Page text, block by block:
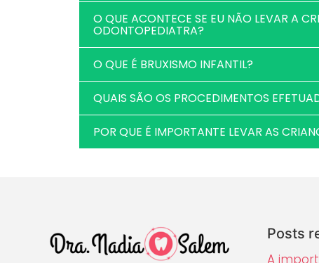
O QUE ACONTECE SE EU NÃO LEVAR A
ODONTOPEDIATRA?
O QUE É BRUXISMO INFANTIL?
QUAIS SÃO OS PROCEDIMENTOS
POR QUE É IMPORTANTE LEVAR AS
Posts
A